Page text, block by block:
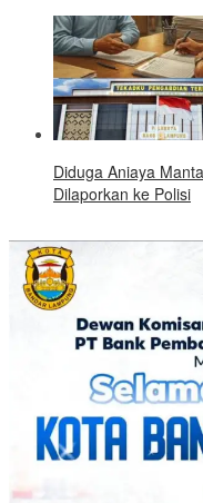
Diduga Aniaya
Dilaporkan ke Polisi